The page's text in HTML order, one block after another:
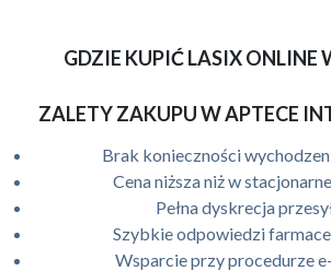
GDZIE KUPIĆ LASIX ONLINE
ZALETY ZAKUPU W APTECE
Brak konieczności
Cena niższa niż w
Pełna dyskrecja
Szybkie odpowiedzi
Wsparcie przy procedurze